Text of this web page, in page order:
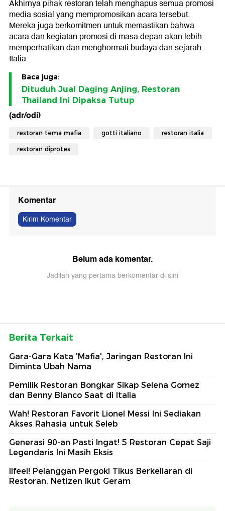
Akhirnya pihak restoran telah menghapus semua promosi
media sosial yang mempromosikan acara tersebut.
Mereka juga berkomitmen untuk memastikan bahwa
acara dan kegiatan promosi di masa depan akan lebih
memperhatikan dan menghormati budaya dan sejarah
Italia.
Baca juga:
Dituduh Jual Daging Anjing, Restoran
Thailand Ini Dipaksa Tutup
(adr/odi)
restoran tema mafia gotti italiano restoran italia
restoran diprotes
Komentar
Kirim Komentar
Belum ada komentar.
Jadilah yang pertama berkomentar di sini
Berita Terkait
Gara-Gara Kata 'Mafia', Jaringan Restoran Ini
Diminta Ubah Nama
Pemilik Restoran Bongkar Sikap Selena Gomez
dan Benny Blanco Saat di Italia
Wah! Restoran Favorit Lionel Messi Ini Sediakan
Akses Rahasia untuk Seleb
Generasi 90-an Pasti Ingat! 5 Restoran Cepat Saji
Legendaris Ini Masih Eksis
Ilfeel! Pelanggan Pergoki Tikus Berkeliaran di
Restoran, Netizen Ikut Geram